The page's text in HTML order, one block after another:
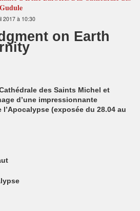
2017 à 10:30
on Earth
des Saints Michel et
d’une impressionnante
(exposée du 28.04 au